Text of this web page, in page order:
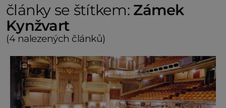
články se štítkem: Zámek
Kynžvart
(4 nalezených článků)